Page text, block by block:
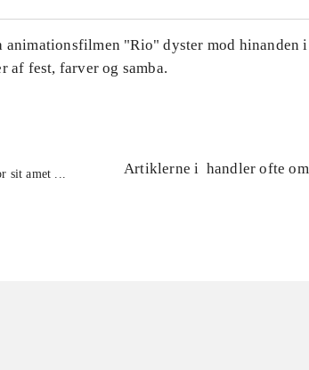
"Rio" dyster mod hinanden
af fest, farver og samba.
sit amet ...
Artiklerne i handler ofte om